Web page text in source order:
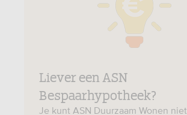
Liever een ASN
Bespaarhypotheek?
Je kunt ASN Duurzaam Wonen niet